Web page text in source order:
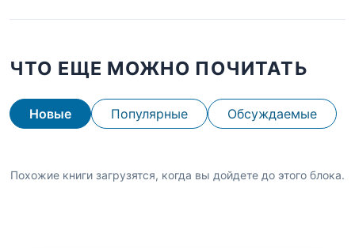
ЧТО ЕЩЕ МОЖНО ПОЧИТАТЬ
Новые Популярные Обсуждаемые
Похожие книги загрузятся, когда вы дойдете до этого блока.